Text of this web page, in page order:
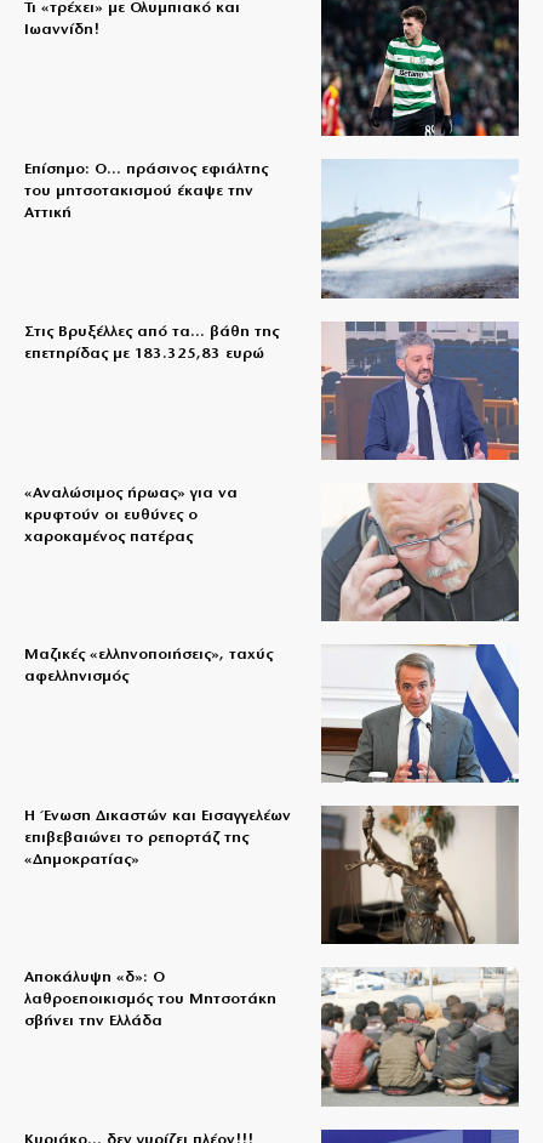
Τι «τρέχει» με Ολυμπιακό και
Ιωαννίδη!
Επίσημο: Ο… πράσινος εφιάλτης
του μητσοτακισμού έκαψε την
Αττική
Στις Βρυξέλλες από τα… βάθη της
επετηρίδας με 183.325,83 ευρώ
«Aναλώσιμος ήρωας» για να
κρυφτούν οι ευθύνες ο
χαροκαμένος πατέρας
Μαζικές «ελληνοποιήσεις», ταχύς
αφελληνισμός
Η Ένωση Δικαστών και Εισαγγελέων
επιβεβαιώνει το ρεπορτάζ της
«Δημοκρατίας»
Αποκάλυψη «δ»: Ο
λαθροεποικισμός του Μητσοτάκη
σβήνει την Ελλάδα
Κυριάκο… δεν γυρίζει πλέον!!!